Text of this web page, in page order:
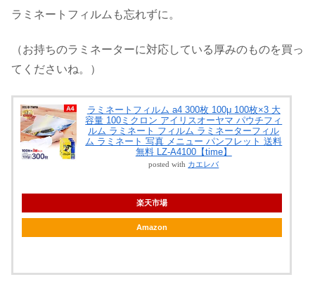
ラミネートフィルムも忘れずに。
（お持ちのラミネーターに対応している厚みのものを買っ
てくださいね。）
ラミネートフィルム a4 300枚 100μ 100枚×3 大
容量 100ミクロン アイリスオーヤマ パウチフィ
ルム ラミネート フィルム ラミネーターフィル
ム ラミネート 写真 メニュー パンフレット 送料
無料 LZ-A4100【time】
posted with カエレバ
楽天市場
Amazon